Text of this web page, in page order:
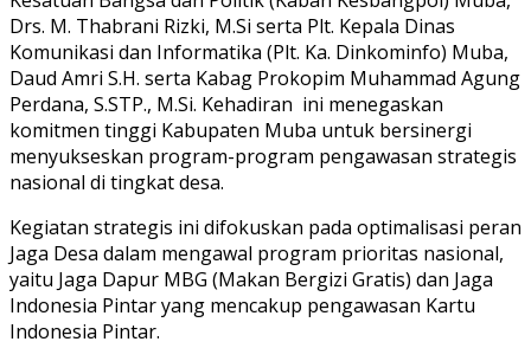
Drs. M. Thabrani Rizki, M.Si serta Plt. Kepala Dinas
Komunikasi dan Informatika (Plt. Ka. Dinkominfo) Muba,
Daud Amri S.H. serta Kabag Prokopim Muhammad Agung
Perdana, S.STP., M.Si. Kehadiran ini menegaskan
komitmen tinggi Kabupaten Muba untuk bersinergi
menyukseskan program-program pengawasan strategis
nasional di tingkat desa.
Kegiatan strategis ini difokuskan pada optimalisasi peran
Jaga Desa dalam mengawal program prioritas nasional,
yaitu Jaga Dapur MBG (Makan Bergizi Gratis) dan Jaga
Indonesia Pintar yang mencakup pengawasan Kartu
Indonesia Pintar.